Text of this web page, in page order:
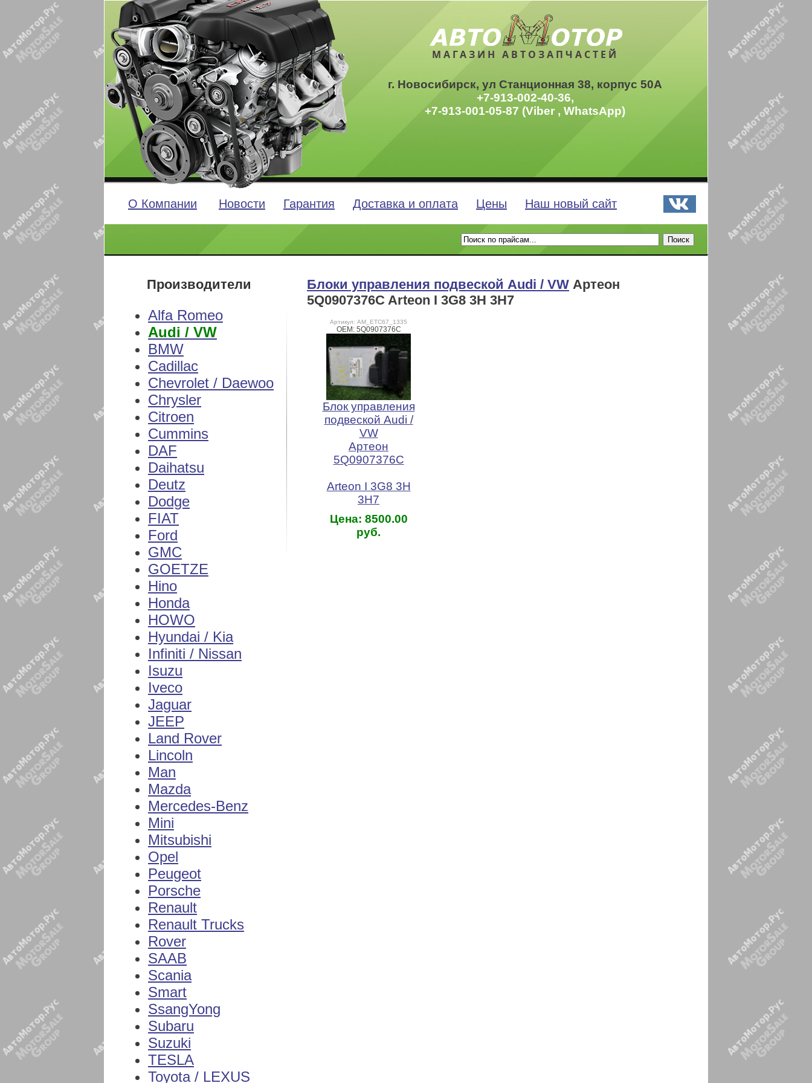
МАГАЗИН АВТОЗАПЧАСТЕЙ
г. Новосибирск, ул Станционная 38, корпус 50А
+7-913-002-40-36,
+7-913-001-05-87 (Viber , WhatsApp)
О Компании Новости Гарантия Доставка и оплата Цены Наш новый сайт
Производители
Alfa Romeo
Audi / VW
BMW
Cadillac
Chevrolet / Daewoo
Chrysler
Citroen
Cummins
DAF
Daihatsu
Deutz
Dodge
FIAT
Ford
GMC
GOETZE
Hino
Honda
HOWO
Hyundai / Kia
Infiniti / Nissan
Isuzu
Iveco
Jaguar
JEEP
Land Rover
Lincoln
Man
Mazda
Mercedes-Benz
Mini
Mitsubishi
Opel
Peugeot
Porsche
Renault
Renault Trucks
Rover
SAAB
Scania
Smart
SsangYong
Subaru
Suzuki
TESLA
Toyota / LEXUS
Блоки управления подвеской Audi / VW Артеон
5Q0907376C Arteon I 3G8 3H 3H7
Артикул: AM_ETC67_1335
OEM: 5Q0907376C
Блок управления
подвеской Audi /
VW
Артеон
5Q0907376C
Arteon I 3G8 3H
3H7
Цена: 8500.00
руб.